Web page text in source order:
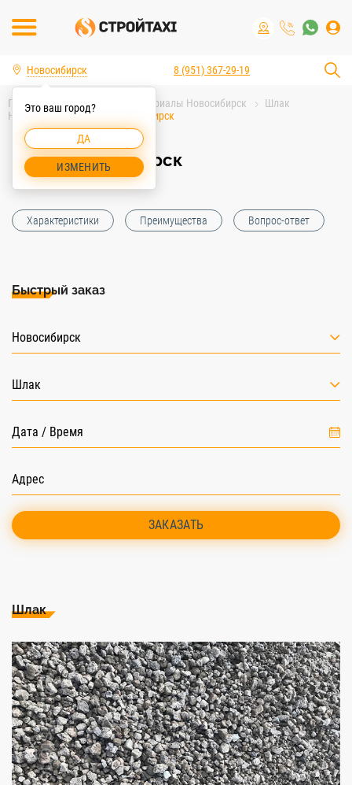
Новосибирск
Это ваш город?
ДА
ИЗМЕНИТЬ
8 (951) 367-29-19
Главная Строительные материалы Новосибирск
Шлак
Новосибирск
Шлак Новосибирск
Шлак Новосибирск
Характеристики Преимущества Вопрос-ответ
Быстрый заказ
Новосибирск
Шлак
ЗАКАЗАТЬ
Шлак